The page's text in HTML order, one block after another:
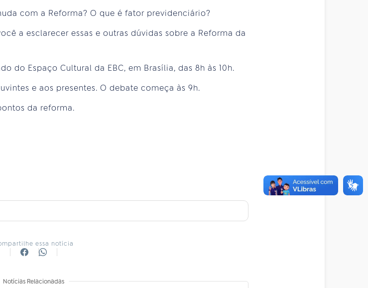
com a Reforma? O que é fator previdenciário?
a esclarecer essas e outras dúvidas sobre a Reforma da
do Espaço Cultural da EBC, em Brasília, das 8h às 10h.
e aos presentes. O debate começa às 9h.
da reforma.
essa notícia
Notícias Relacionadas